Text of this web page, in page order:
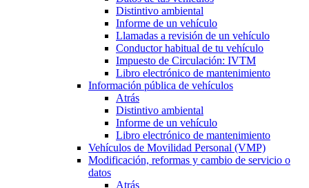
Distintivo ambiental
Informe de un vehículo
Llamadas a revisión de un vehículo
Conductor habitual de tu vehículo
Impuesto de Circulación: IVTM
Libro electrónico de mantenimiento
Información pública de vehículos
Atrás
Distintivo ambiental
Informe de un vehículo
Libro electrónico de mantenimiento
Vehículos de Movilidad Personal (VMP)
Modificación, reformas y cambio de servicio o
datos
Atrás